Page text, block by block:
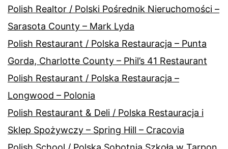
Polish Realtor / Polski Pośrednik Nieruchomości –
Sarasota County – Mark Lyda
Polish Restaurant / Polska Restauracja – Punta
Gorda, Charlotte County – Phil’s 41 Restaurant
Polish Restaurant / Polska Restauracja –
Longwood – Polonia
Polish Restaurant & Deli / Polska Restauracja i
Sklep Spożywczy – Spring Hill – Cracovia